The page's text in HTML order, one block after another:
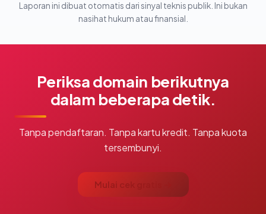
Laporan ini dibuat otomatis dari sinyal teknis publik. Ini bukan
nasihat hukum atau finansial.
Periksa domain berikutnya
dalam beberapa detik.
Tanpa pendaftaran. Tanpa kartu kredit. Tanpa kuota
tersembunyi.
Mulai cek gratis →